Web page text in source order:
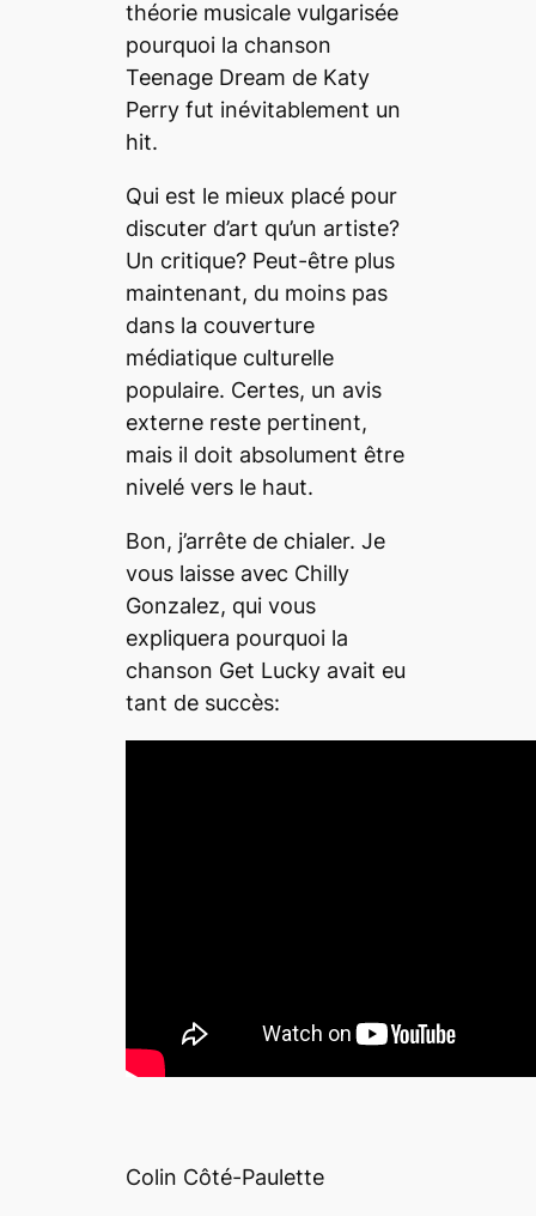
théorie musicale vulgarisée
pourquoi la chanson
Teenage Dream de Katy
Perry fut inévitablement un
hit.
Qui est le mieux placé pour
discuter d’art qu’un artiste?
Un critique? Peut-être plus
maintenant, du moins pas
dans la couverture
médiatique culturelle
populaire. Certes, un avis
externe reste pertinent,
mais il doit absolument être
nivelé vers le haut.
Bon, j’arrête de chialer. Je
vous laisse avec Chilly
Gonzalez, qui vous
expliquera pourquoi la
chanson Get Luckyavait eu
tant de succès:
Colin Côté-Paulette